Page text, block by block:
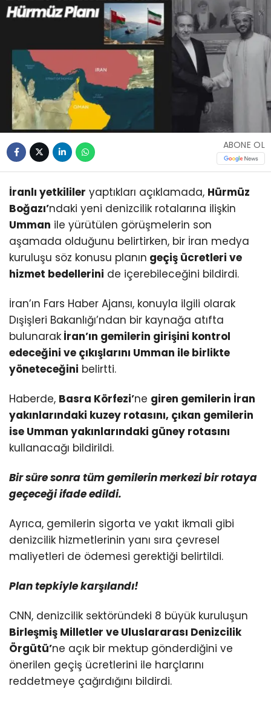
ABONE OL
İranlı yetkililer yaptıkları açıklamada, Hürmüz
Boğazı’ndaki yeni denizcilik rotalarına ilişkin
Umman ile yürütülen görüşmelerin son
aşamada olduğunu belirtirken, bir İran medya
kuruluşu söz konusu planın geçiş ücretleri ve
hizmet bedellerini de içerebileceğini bildirdi.
İran’ın Fars Haber Ajansı, konuyla ilgili olarak
Dışişleri Bakanlığı’ndan bir kaynağa atıfta
bulunarak İran’ın gemilerin girişini kontrol
edeceğini ve çıkışlarını Umman ile birlikte
yöneteceğini belirtti.
Haberde, Basra Körfezi’ne giren gemilerin İran
yakınlarındaki kuzey rotasını, çıkan gemilerin
ise Umman yakınlarındaki güney rotasını
kullanacağı bildirildi.
Bir süre sonra tüm gemilerin merkezi bir rotaya
geçeceği ifade edildi.
Ayrıca, gemilerin sigorta ve yakıt ikmali gibi
denizcilik hizmetlerinin yanı sıra çevresel
maliyetleri de ödemesi gerektiği belirtildi.
Plan tepkiyle karşılandı!
CNN, denizcilik sektöründeki 8 büyük kuruluşun
Birleşmiş Milletler ve Uluslararası Denizcilik
Örgütü’ne açık bir mektup gönderdiğini ve
önerilen geçiş ücretlerini ile harçlarını
reddetmeye çağırdığını bildirdi.